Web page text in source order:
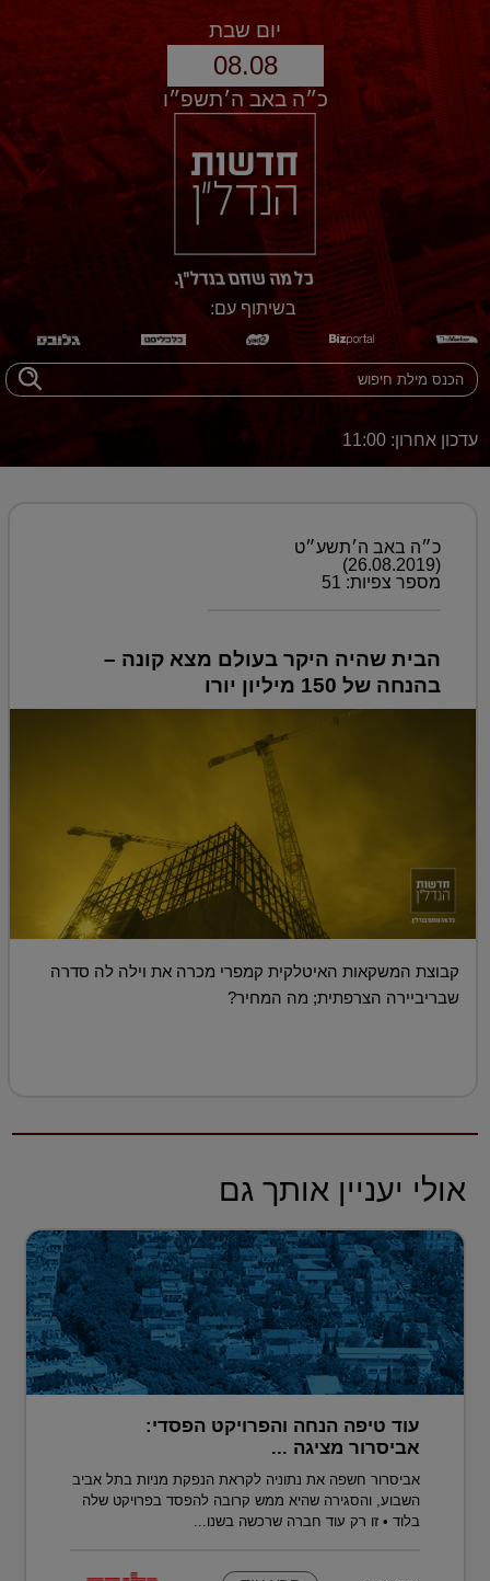
יום שבת
08.08
כ״ה באב ה׳תשפ״ו
בשיתוף עם:
עדכון אחרון: 11:00
כ״ה באב ה׳תשע״ט
(26.08.2019)
מספר צפיות: 51
הבית שהיה היקר בעולם מצא קונה –
בהנחה של 150 מיליון יורו
קבוצת המשקאות האיטלקית קמפרי מכרה את וילה לה סדרה
שבריביירה הצרפתית; מה המחיר?
אולי יעניין אותך גם
עוד טיפה הנחה והפרויקט הפסדי:
אביסרור מציגה ...
אביסרור חשפה את נתוניה לקראת הנפקת מניות בתל אביב
השבוע, והסגירה שהיא ממש קרובה להפסד בפרויקט שלה
בלוד • זו רק עוד חברה שרכשה בשנו...